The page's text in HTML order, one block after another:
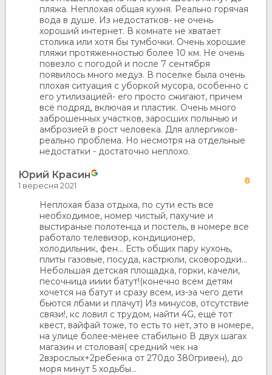
пляжа. Неплохая общая кухня. Реально горячая
вода в душе. Из недостатков- не очень
хороший интернет. В комнате не хватает
столика или хотя бы тумбочки. Очень хорошие
пляжи протяженностью более 10 км. Не очень
повезло с погодой и после 7 сентября
появилось много медуз. В поселке была очень
плохая ситуация с уборкой мусора, особенно с
его утилизацией- его просто сжигают, причем
всё подряд, включая и пластик. Очень много
заброшенных участков, заросших полынью и
амброзией в рост человека. Для аллергиков-
реально проблема. Но несмотря на отдельные
недостатки - достаточно неплохо.
Юрий Красин 8
1 вересня 2021
Неплохая база отдыха, по сути есть все
необходимое, номер чистый, пахучие и
выстираные полотенца и постель, в номере все
работало телевизор, кондиционер,
холодильник, фен... Есть общих пару кухонь,
плиты газовые, посуда, кастрюли, сковородки...
Небольшая детская площадка, горки, качели,
песочница ииии батут!(конечно всем детям
хочется на батут и сразу всем, из-за чего дети
бьются лбами и плачут) Из минусов, отсутствие
связи!, кс ловил с трудом, найти 4G, ещё тот
квест, вайфай тоже, то есть то нет, это в номере,
на улице более-менее стабильно В двух шагах
магазин и столовая( средний чек на
2взрослых+2ребенка от 270до 380гривен), до
моря минут 5 ходьбы...